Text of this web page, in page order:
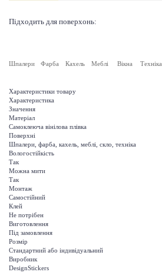
Підходить для поверхонь:
Шпалери Фарба Кахель Меблі Вікна Техніка
Характеристики товару
Характеристика
Значення
Матеріал
Самоклеюча вінілова плівка
Поверхні
Шпалери, фарба, кахель, меблі, скло, техніка
Вологостійкість
Так
Можна мити
Так
Монтаж
Самостійний
Клей
Не потрібен
Виготовлення
Під замовлення
Розмір
Стандартний або індивідуальний
Виробник
DesignStickers